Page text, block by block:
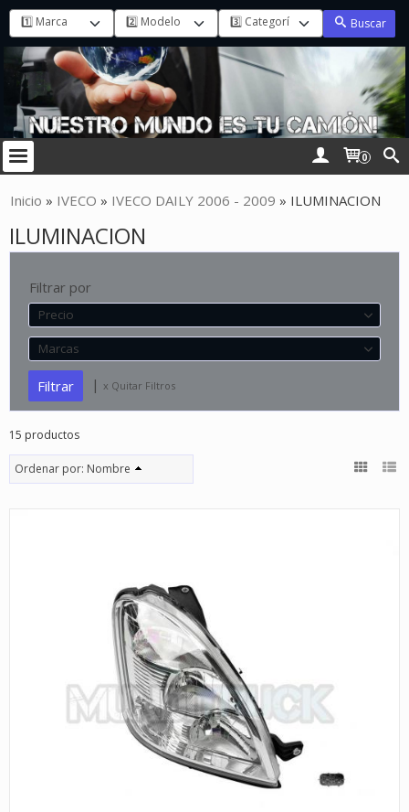
Buscar
0
Inicio » IVECO » IVECO DAILY 2006 - 2009 » ILUMINACION
ILUMINACION
Filtrar por
Precio
Marcas
| x Quitar Filtros
15 productos
Ordenar por: Nombre